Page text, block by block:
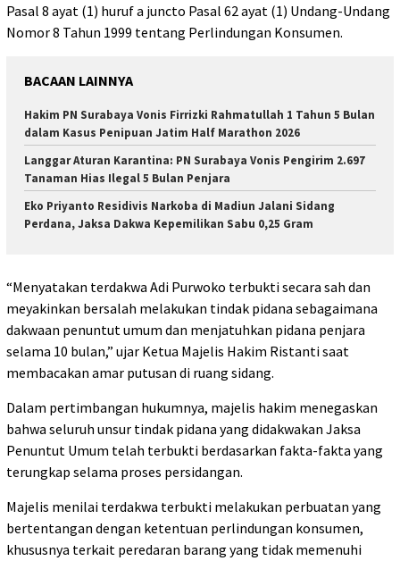
Pasal 8 ayat (1) huruf a juncto Pasal 62 ayat (1) Undang-Undang
Nomor 8 Tahun 1999 tentang Perlindungan Konsumen.
BACAAN LAINNYA
Hakim PN Surabaya Vonis Firrizki Rahmatullah 1 Tahun 5 Bulan
dalam Kasus Penipuan Jatim Half Marathon 2026
Langgar Aturan Karantina: PN Surabaya Vonis Pengirim 2.697
Tanaman Hias Ilegal 5 Bulan Penjara
Eko Priyanto Residivis Narkoba di Madiun Jalani Sidang
Perdana, Jaksa Dakwa Kepemilikan Sabu 0,25 Gram
“Menyatakan terdakwa Adi Purwoko terbukti secara sah dan
meyakinkan bersalah melakukan tindak pidana sebagaimana
dakwaan penuntut umum dan menjatuhkan pidana penjara
selama 10 bulan,” ujar Ketua Majelis Hakim Ristanti saat
membacakan amar putusan di ruang sidang.
Dalam pertimbangan hukumnya, majelis hakim menegaskan
bahwa seluruh unsur tindak pidana yang didakwakan Jaksa
Penuntut Umum telah terbukti berdasarkan fakta-fakta yang
terungkap selama proses persidangan.
Majelis menilai terdakwa terbukti melakukan perbuatan yang
bertentangan dengan ketentuan perlindungan konsumen,
khususnya terkait peredaran barang yang tidak memenuhi